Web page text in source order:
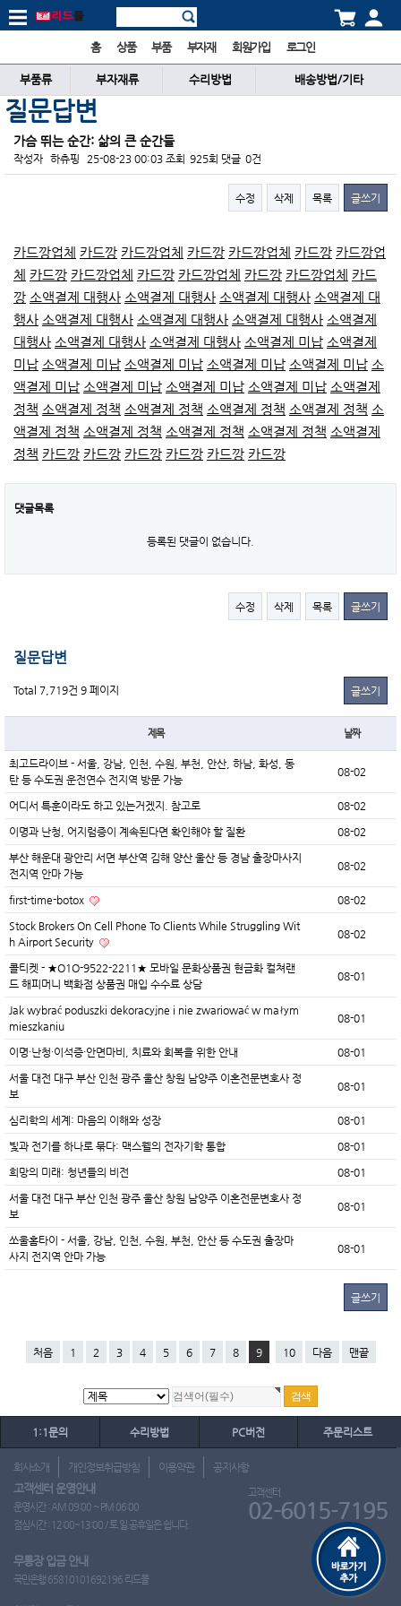
홈 상품 부품 부자재 회원가입 로그인
부품류 부자재류 수리방법 배송방법/기타
질문답변
가슴 뛰는 순간: 삶의 큰 순간들
작성자 하츄핑 25-08-23 00:03 조회 925회 댓글 0건
수정 삭제 목록 글쓰기
카드깡업체 카드깡 카드깡업체 카드깡 카드깡업체 카드깡 카드깡업
체 카드깡 카드깡업체 카드깡 카드깡업체 카드깡 카드깡업체 카드
깡 소액결제 대행사 소액결제 대행사 소액결제 대행사 소액결제 대
행사 소액결제 대행사 소액결제 대행사 소액결제 대행사 소액결제
대행사 소액결제 대행사 소액결제 대행사 소액결제 미납 소액결제
미납 소액결제 미납 소액결제 미납 소액결제 미납 소액결제 미납 소
액결제 미납 소액결제 미납 소액결제 미납 소액결제 미납 소액결제
정책 소액결제 정책 소액결제 정책 소액결제 정책 소액결제 정책 소
액결제 정책 소액결제 정책 소액결제 정책 소액결제 정책 소액결제
정책 카드깡 카드깡 카드깡 카드깡 카드깡 카드깡
댓글목록
등록된 댓글이 없습니다.
수정 삭제 목록 글쓰기
질문답변
Total 7,719건 9 페이지 글쓰기
제목 날짜
최고드라이브 - 서울, 강남, 인천, 수원, 부천, 안산, 하남, 화성, 동
탄 등 수도권 운전연수 전지역 방문 가능
08-02
어디서 특훈이라도 하고 있는거겠지. 참고로 08-02
이명과 난청, 어지럼증이 계속된다면 확인해야 할 질환 08-02
부산 해운대 광안리 서면 부산역 김해 양산 울산 등 경남 출장마사지
전지역 안마 가능
08-02
first-time-botox 08-02
Stock Brokers On Cell Phone To Clients While Struggling Wit
h Airport Security
08-02
콜티켓 - ★O1O-9522-2211★ 모바일 문화상품권 현금화 컬쳐랜
드 해피머니 백화점 상품권 매입 수수료 상담
08-01
Jak wybrać poduszki dekoracyjne i nie zwariować w małym
mieszkaniu
08-01
이명·난청·이석증·안면마비, 치료와 회복을 위한 안내 08-01
서울 대전 대구 부산 인천 광주 울산 창원 남양주 이혼전문변호사 정
보
08-01
심리학의 세계: 마음의 이해와 성장 08-01
빛과 전기를 하나로 묶다: 맥스웰의 전자기학 통합 08-01
희망의 미래: 청년들의 비전 08-01
서울 대전 대구 부산 인천 광주 울산 창원 남양주 이혼전문변호사 정
보
08-01
쏘울홈타이 - 서울, 강남, 인천, 수원, 부천, 안산 등 수도권 출장마
사지 전지역 안마 가능
08-01
글쓰기
처음 1 2 3 4 5 6 7 8 9 10 다음 맨끝
1:1문의 수리방법 PC버전 주문리스트
회사소개 개인정보취급방침 이용약관 공지사항
고객센터 운영안내
운영시간 : AM 09:00 ~ PM 06:00
점심시간 : 12:00~13:00 / 토.일.공휴일은 쉽니다.
고객센터
02-6015-7195
무통장 입금 안내
국민은행 65810101692196 리드몰